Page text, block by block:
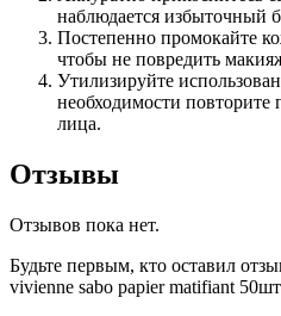
наблюдается избыточный
Постепенно промокайте
чтобы не повредить
Утилизируйте
необходимости повторите
лица.
Отзывы
Отзывов пока нет.
Будьте первым, кто оставил
vivienne sabo papier matifiant